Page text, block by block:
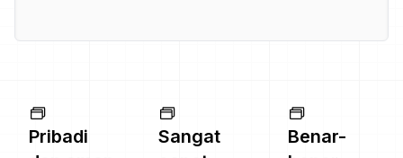
Pribadi
Sangat
Benar-